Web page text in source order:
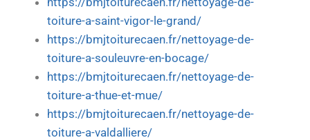
toiture-a-saint-vigor-le-grand/
https://bmjtoiturecaen.fr/nettoyage-de-
toiture-a-souleuvre-en-bocage/
https://bmjtoiturecaen.fr/nettoyage-de-
toiture-a-thue-et-mue/
https://bmjtoiturecaen.fr/nettoyage-de-
toiture-a-valdalliere/